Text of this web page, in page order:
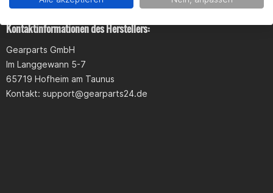
Außendurchmesser Wellenverzahnung: 17mm
Lochdurchmesser 1: 5mm
Lochdurchmesser 2: 3,5mm
Lochabstand 2: 24mm
Kontaktinformationen des Herstellers:
Gearparts GmbH
Im Langgewann 5-7
65719 Hofheim am Taunus
Kontakt: support@gearparts24.de